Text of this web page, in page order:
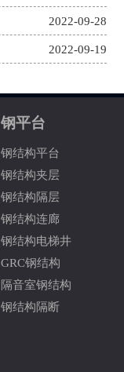
2022-09-28
2022-09-19
钢平台
钢结构平台
钢结构夹层
钢结构隔层
钢结构连廊
钢结构电梯井
GRC钢结构
隔音室钢结构
钢结构隔断